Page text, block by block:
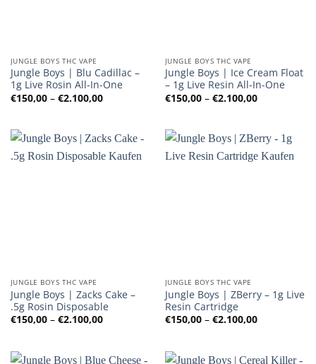
JUNGLE BOYS THC VAPE
Jungle Boys | Blu Cadillac –
1g Live Rosin All-In-One
€150,00 – €2.100,00Preisspanne:
€150,00
JUNGLE BOYS THC VAPE
Jungle Boys | Ice Cream Float
– 1g Live Resin All-In-One
€150,00 – €2.100,00
€150,00
JUNGLE BOYS THC VAPE
Jungle Boys | Zacks Cake –
.5g Rosin Disposable
€150,00 – €2.100,00Preisspanne:
JUNGLE BOYS THC VAPE
Jungle Boys | ZBerry – 1g Live
Resin Cartridge
€150,00 – €2.100,00